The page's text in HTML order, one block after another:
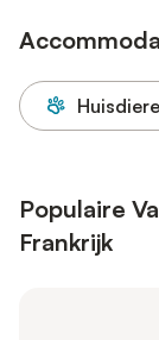
Populaire
Frankrijk